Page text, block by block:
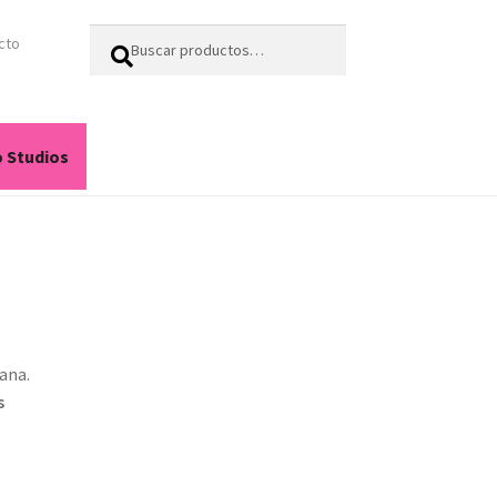
Buscar
Buscar
Studios